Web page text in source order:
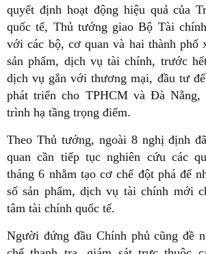
quyết định hoạt động hiệu quả của
quốc tế, Thủ tướng giao Bộ Tài
với các bộ, cơ quan và hai thành phố
sản phẩm, dịch vụ tài chính, trước
dịch vụ gắn với thương mại, đầu tư
phát triển cho TPHCM và Đà Nẵng,
trình hạ tầng trọng điểm.
Theo Thủ tướng, ngoài 8 nghị định
quan cần tiếp tục nghiên cứu các
tháng 6 nhằm tạo cơ chế đột phá để
số sản phẩm, dịch vụ tài chính mới
tâm tài chính quốc tế.
Người đứng đầu Chính phủ cũng đề